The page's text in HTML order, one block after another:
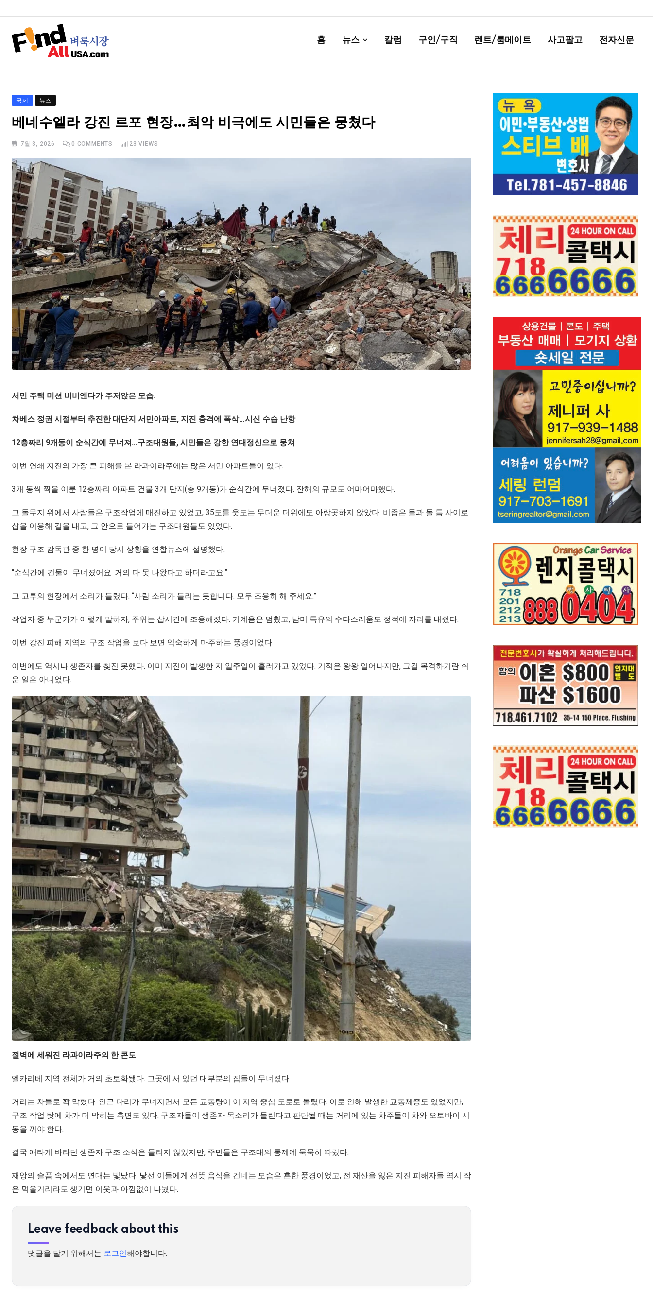
홈 뉴스 칼럼 구인/구직 렌트/룸메이트 사고팔고 전자신문
국제 뉴스
베네수엘라 강진 르포 현장…최악 비극에도 시민들은 뭉쳤다
7월 3, 2026 0 COMMENTS 23 VIEWS
서민 주택 미션 비비엔다가 주저앉은 모습.
차베스 정권 시절부터 추진한 대단지 서민아파트, 지진 충격에 폭삭…시신 수습 난항
12층짜리 9개동이 순식간에 무너져…구조대원들, 시민들은 강한 연대정신으로 뭉쳐
이번 연쇄 지진의 가장 큰 피해를 본 라과이라주에는 많은 서민 아파트들이 있다.
3개 동씩 짝을 이룬 12층짜리 아파트 건물 3개 단지(총 9개동)가 순식간에 무너졌다. 잔해의 규모도 어마어마했다.
그 돌무지 위에서 사람들은 구조작업에 매진하고 있었고, 35도를 웃도는 무더운 더위에도 아랑곳하지 않았다. 비좁은 돌과 돌 틈 사이로
삽을 이용해 길을 내고, 그 안으로 들어가는 구조대원들도 있었다.
현장 구조 감독관 중 한 명이 당시 상황을 연합뉴스에 설명했다.
“순식간에 건물이 무너졌어요. 거의 다 못 나왔다고 하더라고요.”
그 고투의 현장에서 소리가 들렸다. “사람 소리가 들리는 듯합니다. 모두 조용히 해 주세요.”
작업자 중 누군가가 이렇게 말하자, 주위는 삽시간에 조용해졌다. 기계음은 멈췄고, 남미 특유의 수다스러움도 정적에 자리를 내줬다.
이번 강진 피해 지역의 구조 작업을 보다 보면 익숙하게 마주하는 풍경이었다.
이번에도 역시나 생존자를 찾진 못했다. 이미 지진이 발생한 지 일주일이 흘러가고 있었다. 기적은 왕왕 일어나지만, 그걸 목격하기란 쉬
운 일은 아니었다.
절벽에 세워진 라과이라주의 한 콘도
엘카리베 지역 전체가 거의 초토화됐다. 그곳에 서 있던 대부분의 집들이 무너졌다.
거리는 차들로 꽉 막혔다. 인근 다리가 무너지면서 모든 교통량이 이 지역 중심 도로로 몰렸다. 이로 인해 발생한 교통체증도 있었지만,
구조 작업 탓에 차가 더 막히는 측면도 있다. 구조자들이 생존자 목소리가 들린다고 판단될 때는 거리에 있는 차주들이 차와 오토바이 시
동을 꺼야 한다.
결국 애타게 바라던 생존자 구조 소식은 들리지 않았지만, 주민들은 구조대의 통제에 묵묵히 따랐다.
재앙의 슬픔 속에서도 연대는 빛났다. 낯선 이들에게 선뜻 음식을 건네는 모습은 흔한 풍경이었고, 전 재산을 잃은 지진 피해자들 역시 작
은 먹을거리라도 생기면 이웃과 아낌없이 나눴다.
Leave feedback about this
댓글을 달기 위해서는 로그인해야합니다.